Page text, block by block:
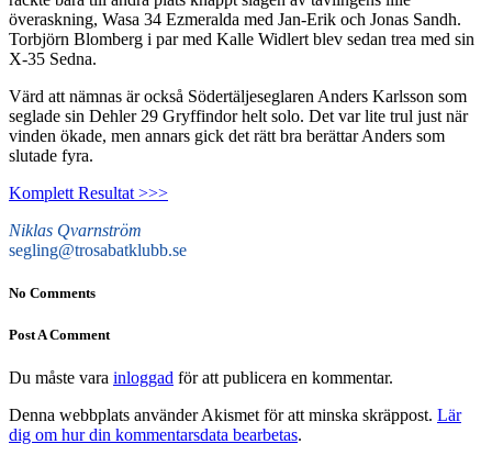
överaskning, Wasa 34 Ezmeralda med Jan-Erik och Jonas Sandh.
Torbjörn Blomberg i par med Kalle Widlert blev sedan trea med sin
X-35 Sedna.
Värd att nämnas är också Södertäljeseglaren Anders Karlsson som
seglade sin Dehler 29 Gryffindor helt solo. Det var lite trul just när
vinden ökade, men annars gick det rätt bra berättar Anders som
slutade fyra.
Komplett Resultat >>>
Niklas Qvarnström
segling@trosabatklubb.se
No Comments
Post A Comment
Du måste vara inloggad för att publicera en kommentar.
Denna webbplats använder Akismet för att minska skräppost. Lär
dig om hur din kommentarsdata bearbetas.